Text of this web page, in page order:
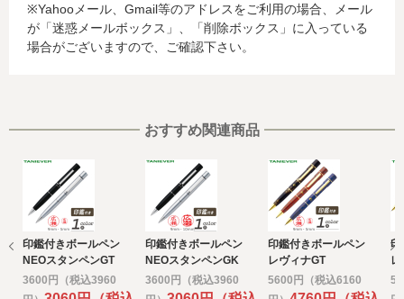
る場合があります。当社では、お客様から収集した情報か
らは、ご利用のカード発行会社及び当該会社が所在する国
を特定することができないため、以下の個人情報保護措置
・発行会社の個人情報保護の措置
なお、個人情報保護委員会のホームページ
(https://www.ppc.go.jp/)では、各国における個人情報保護
制度に関する情報について掲載されています。
お客様が未成年の場合、親権者または後見人の承諾を得た
上で、本サービスを利用するものとします。
e) 個人情報の取扱いの委託について
取得した個人情報の取扱いの全部又は、一部を委託するこ
とがあります。
※Yahooメール、Gmail等のアドレスをご利用の場合、メール
が「迷惑メールボックス」、「削除ボックス」に入っている
場合がございますので、ご確認下さい。
おすすめ関連商品
印鑑付きボールペン
NEOスタンペンGT
3600円（税込3960
印鑑付きボールペン
NEOスタンペンGK
3600円（税込3960
印鑑付きボールペン
レヴィナGT
5600円（税込6160